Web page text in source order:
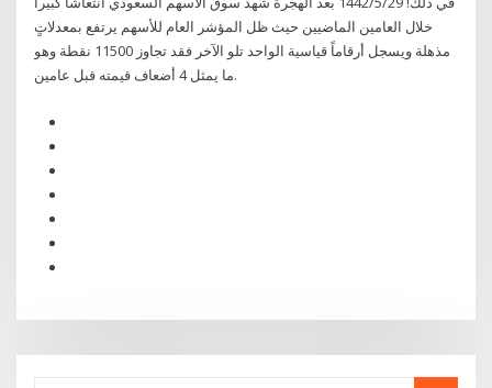
خلال العامين الماضيين حيث ظل المؤشر العام للأسهم يرتفع بمعدلاتٍ
مذهلة ويسجل أرقاماً قياسية الواحد تلو الآخر فقد تجاوز 11500 نقطة وهو
ما يمثل 4 أضعاف قيمته قبل عامين.